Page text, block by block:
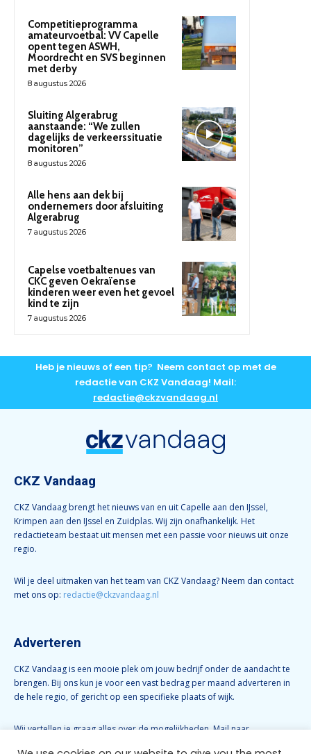
Competitieprogramma
amateurvoetbal: VV Capelle
opent tegen ASWH,
Moordrecht en SVS beginnen
met derby
8 augustus 2026
Sluiting Algerabrug
aanstaande: “We zullen
dagelijks de verkeerssituatie
monitoren”
8 augustus 2026
Alle hens aan dek bij
ondernemers door afsluiting
Algerabrug
7 augustus 2026
Capelse voetbaltenues van
CKC geven Oekraïense
kinderen weer even het gevoel
kind te zijn
7 augustus 2026
Heb je nieuws of een tip? Neem contact op met de
redactie van CKZ Vandaag! Mail:
redactie@ckzvandaag.nl
CKZ Vandaag
CKZ Vandaag brengt het nieuws van en uit Capelle aan den IJssel,
Krimpen aan den IJssel en Zuidplas. Wij zijn onafhankelijk. Het
redactieteam bestaat uit mensen met een passie voor nieuws uit onze
regio.
Wil je deel uitmaken van het team van CKZ Vandaag? Neem dan contact
met ons op: redactie@ckzvandaag.nl
Adverteren
CKZ Vandaag is een mooie plek om jouw bedrijf onder de aandacht te
brengen. Bij ons kun je voor een vast bedrag per maand adverteren in
de hele regio, of gericht op een specifieke plaats of wijk.
Wij vertellen je graag alles over de mogelijkheden. Mail naar